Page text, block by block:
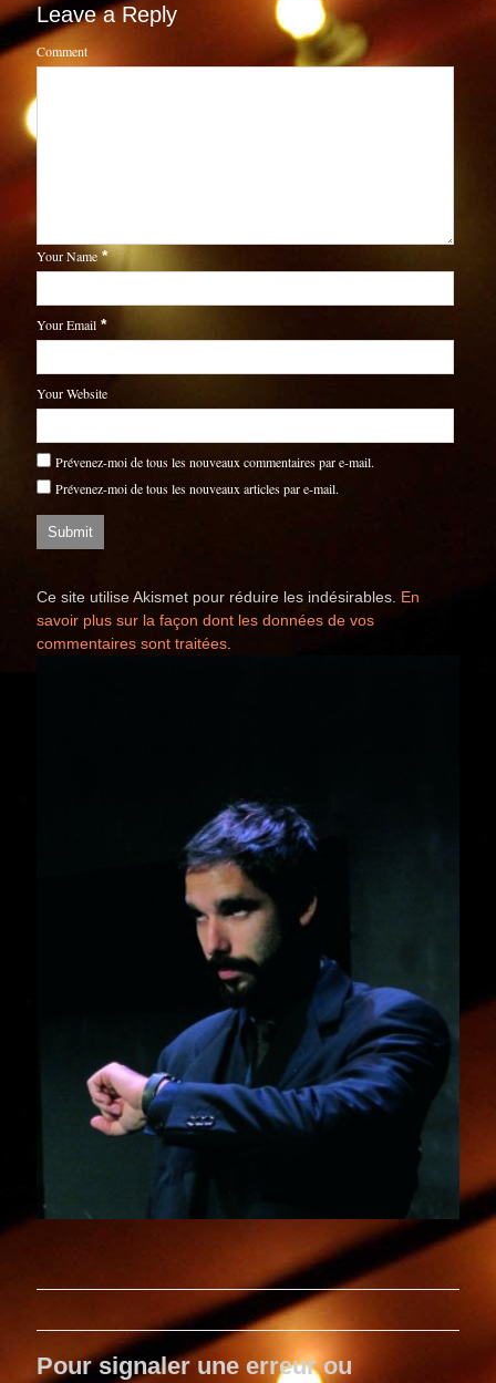
Leave a Reply
Comment
Your Name *
Your Email *
Your Website
Prévenez-moi de tous les nouveaux commentaires par e-mail.
Prévenez-moi de tous les nouveaux articles par e-mail.
Ce site utilise Akismet pour réduire les indésirables. En
savoir plus sur la façon dont les données de vos
commentaires sont traitées
Pour signaler une erreur ou